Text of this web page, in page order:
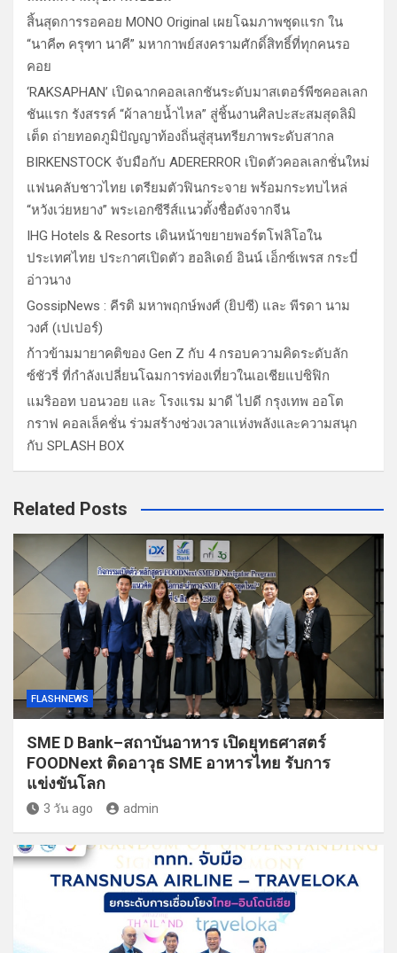
สิ้นสุดการรอคอย MONO Original เผยโฉมภาพชุดแรก ใน
“นาคี๓ ครุฑา นาคี” มหากาพย์สงครามศักดิ์สิทธิ์ที่ทุกคนรอ
คอย
‘RAKSAPHAN’ เปิดฉากคอลเลกชันระดับมาสเตอร์พีซคอลเลก
ชันแรก รังสรรค์ “ผ้าลายน้ำไหล” สู่ชิ้นงานศิลปะสะสมสุดลิมิ
เต็ด ถ่ายทอดภูมิปัญญาท้องถิ่นสู่สุนทรียภาพระดับสากล
BIRKENSTOCK จับมือกับ ADERERROR เปิดตัวคอลเลกชั่นใหม่
แฟนคลับชาวไทย เตรียมตัวฟินกระจาย พร้อมกระทบไหล่
“หวังเว่ยหยาง” พระเอกซีรีส์แนวตั้งชื่อดังจากจีน
IHG Hotels & Resorts เดินหน้าขยายพอร์ตโฟลิโอใน
ประเทศไทย ประกาศเปิดตัว ฮอลิเดย์ อินน์ เอ็กซ์เพรส กระบี่
อ่าวนาง
GossipNews : คีรติ มหาพฤกษ์พงศ์ (ยิปซี) และ พีรดา นาม
วงศ์ (เปเปอร์)
ก้าวข้ามมายาคติของ Gen Z กับ 4 กรอบความคิดระดับลัก
ซ์ชัวรี่ ที่กำลังเปลี่ยนโฉมการท่องเที่ยวในเอเชียแปซิฟิก
แมริออท บอนวอย และ โรงแรม มาดี ไปดี กรุงเทพ ออโต
กราฟ คอลเล็คชั่น ร่วมสร้างช่วงเวลาแห่งพลังและความสนุก
กับ SPLASH BOX
Related Posts
FLASHNEWS
SME D Bank–สถาบันอาหาร เปิดยุทธศาสตร์
FOODNext ติดอาวุธ SME อาหารไทย รับการ
แข่งขันโลก
3 วัน ago admin